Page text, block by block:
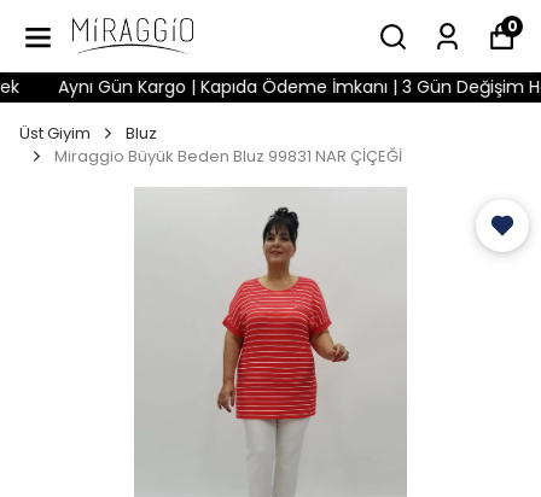
0
Aynı Gün Kargo | Kapıda Ödeme İmkanı | 3 Gün Değişim
Üst Giyim
Bluz
Miraggio Büyük Beden Bluz 99831 NAR ÇİÇEĞİ